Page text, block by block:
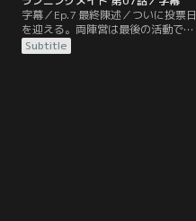
字幕／Ep.7 最終陳述／ついに投票日
を迎える。両陣営は最後の活動でも
互いを非難し合い、やがて騒動は学
内全体を巻き込む大乱闘へと発展。
Subtitle